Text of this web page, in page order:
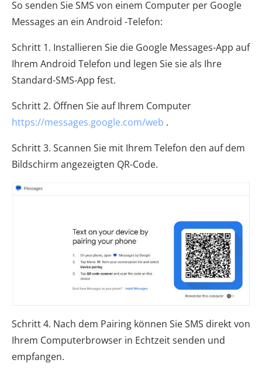
So senden Sie SMS von einem Computer per Google
Messages an ein Android -Telefon:
Schritt 1. Installieren Sie die Google Messages-App auf
Ihrem Android Telefon und legen Sie sie als Ihre
Standard-SMS-App fest.
Schritt 2. Öffnen Sie auf Ihrem Computer
https://messages.google.com/web .
Schritt 3. Scannen Sie mit Ihrem Telefon den auf dem
Bildschirm angezeigten QR-Code.
Schritt 4. Nach dem Pairing können Sie SMS direkt von
Ihrem Computerbrowser in Echtzeit senden und
empfangen.